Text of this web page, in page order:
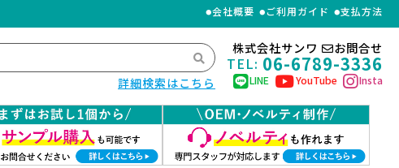
会社概要 ご利用ガイド 支払方法
詳細検索はこちら
株式会社サンワ お問合せ
TEL: 06-6789-3336
LINE YouTube Insta